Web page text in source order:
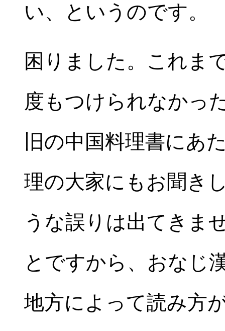
い、というのです。
困りました。これま
度もつけられなかっ
旧の中国料理書にあ
理の大家にもお聞き
うな誤りは出てきま
とですから、おなじ
地方によって読み方